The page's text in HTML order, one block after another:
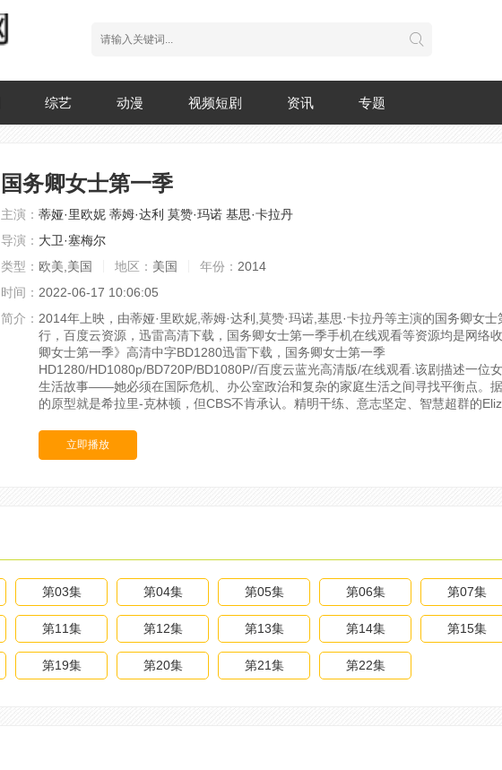
综艺 动漫 视频短剧 资讯 专题
国务卿女士第一季
主演： 蒂娅·里欧妮 蒂姆·达利 莫赞·玛诺 基思·卡拉丹
导演： 大卫·塞梅尔
类型： 欧美,美国 地区： 美国 年份： 2014
时间： 2022-06-17 10:06:05
简介： 2014年上映，由蒂娅·里欧妮,蒂姆·达利,莫赞·玛诺,基思·卡拉丹等主演的国务卿女
行，百度云资源，迅雷高清下载，国务卿女士第一季手机在线观看等资源均是网络
卿女士第一季》高清中字BD1280迅雷下载，国务卿女士第一季
HD1280/HD1080p/BD720P/BD1080P//百度云蓝光高清版/在线观看. 该剧描述一位
生活故事——她必须在国际危机、办公室政治和复杂的家庭生活之间寻找平衡点。
的原型就是希拉里-克林顿，但CBS不肯承认。精明干练、意志坚定、智慧超群的
立即播放
第03集 第04集 第05集 第06集 第07集
第11集 第12集 第13集 第14集 第15集
第19集 第20集 第21集 第22集